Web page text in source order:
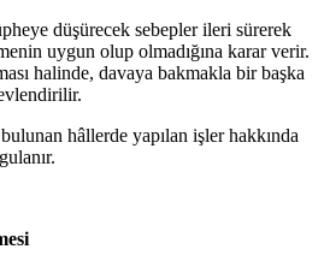
düşürecek sebepler ileri sürerek
uygun olup olmadığına karar verir.
halinde, davaya bakmakla bir başka
hâllerde yapılan işler hakkında